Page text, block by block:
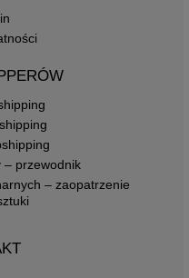
– przewodnik
– zaopatrzenie